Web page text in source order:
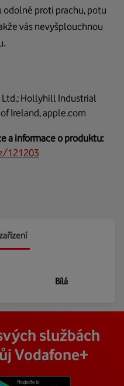
odolné proti prachu, potu
vás nevyšplouchnou
Hollyhill Industrial
Ireland, apple.com
a informace o produktu:
121203
Bílá
službách
Vodafone+